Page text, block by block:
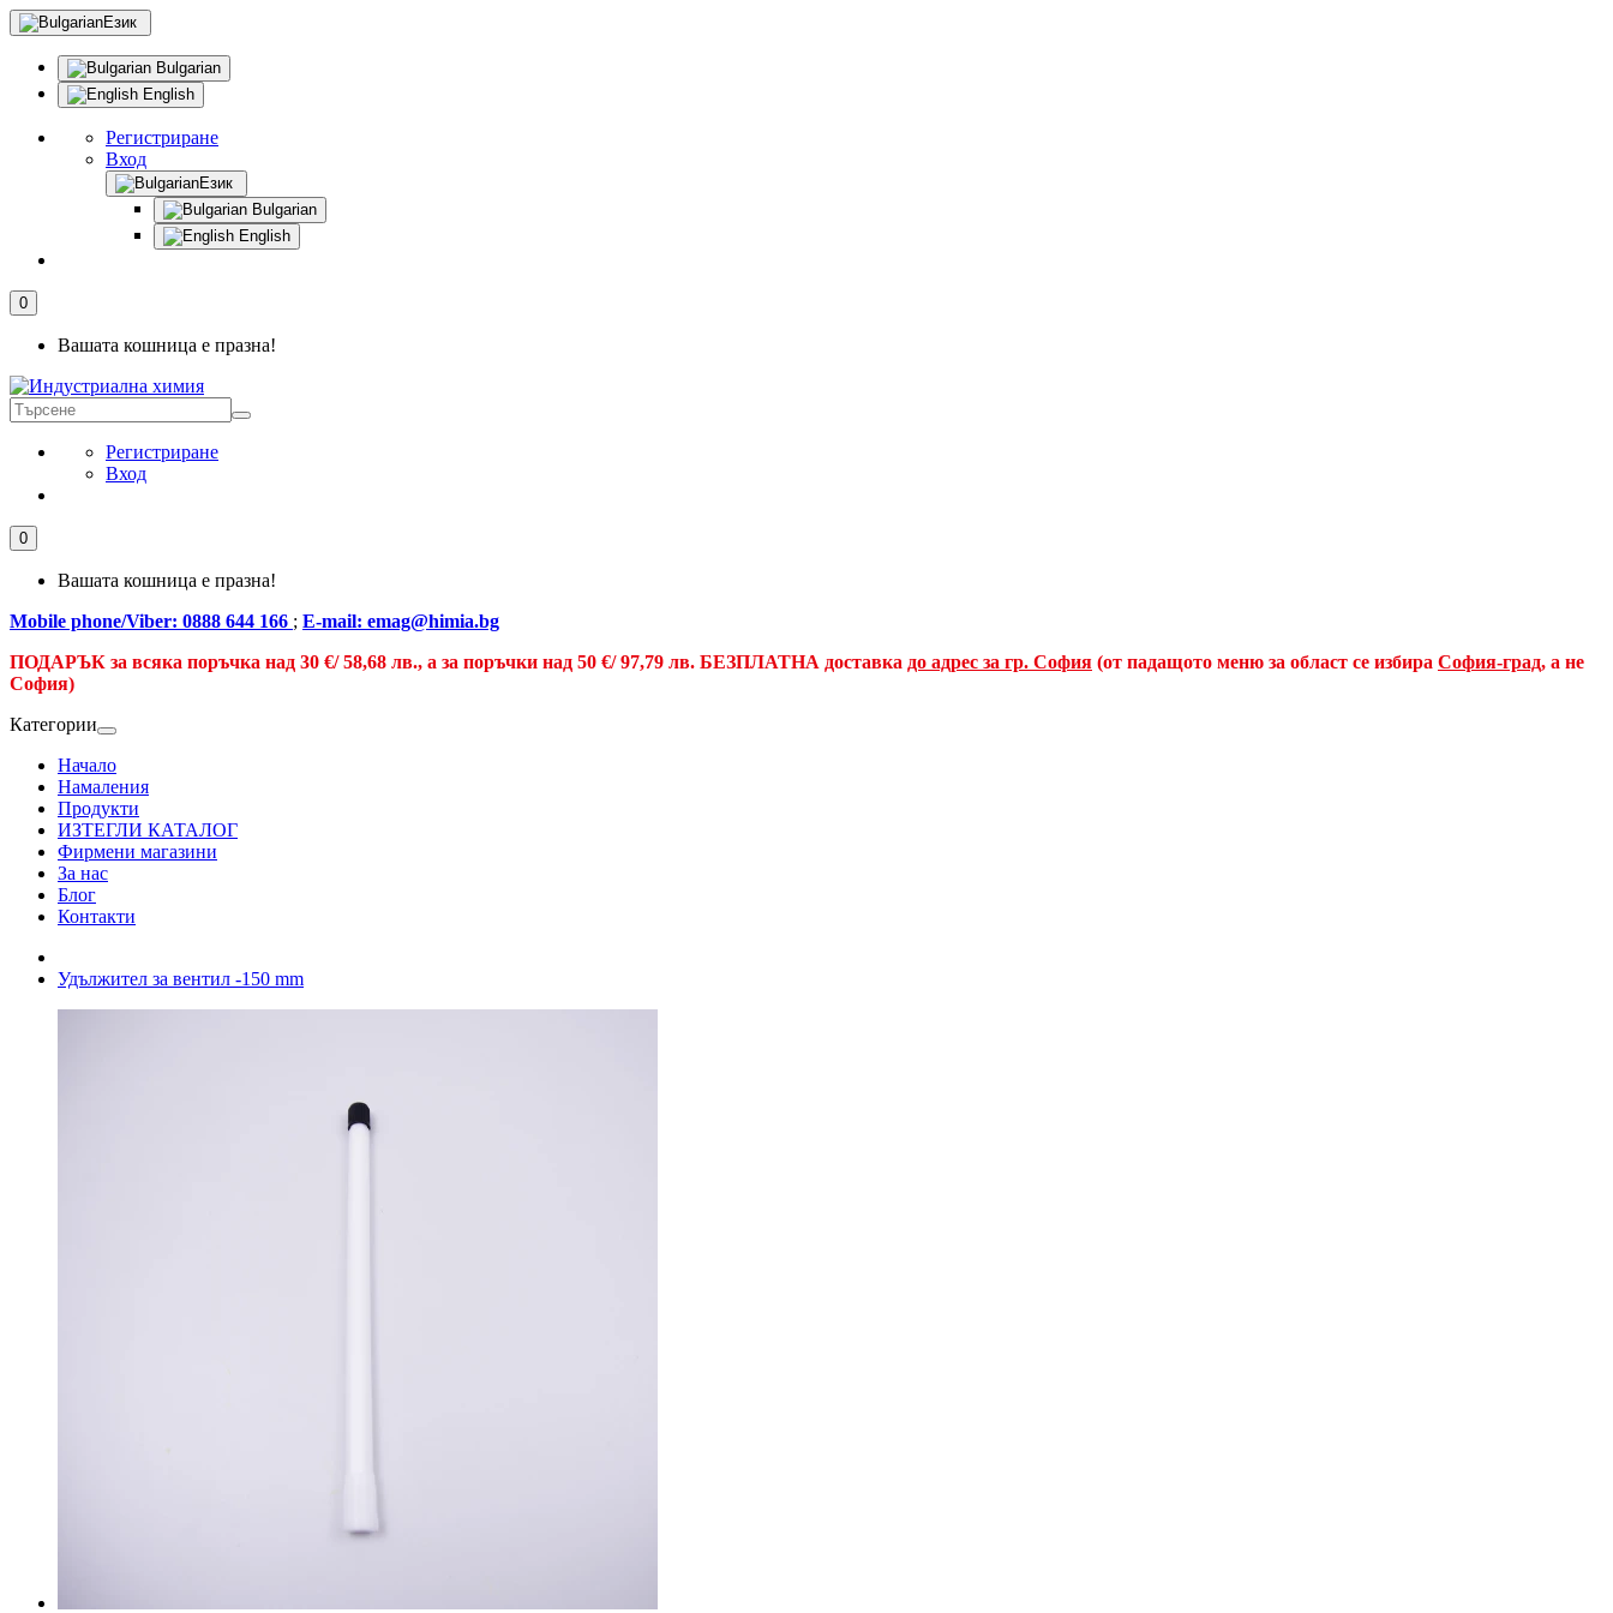
Език
Bulgarian
English
Регистриране
Вход
Език
Bulgarian
English
0
Вашата кошница е празна!
Регистриране
Вход
0
Вашата кошница е празна!
Mobile phone/Viber: 0888 644 166 ; E-mail: emag@himia.bg
ПОДАРЪК за всяка поръчка над 30 €/58,68 лв., а за поръчки над 50 €/ 97,79 лв. БЕЗПЛАТНА доставка до адрес за гр. София (от падащото меню за област се избира София-град, а не
София)
Категории
Начало
Намаления
Продукти
ИЗТЕГЛИ КАТАЛОГ
Фирмени магазини
За нас
Блог
Контакти
Удължител за вентил -150 mm